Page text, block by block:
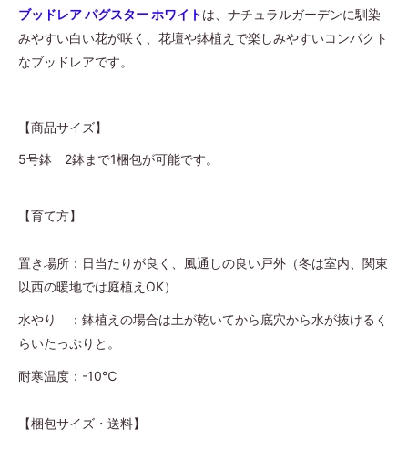
ブッドレア パグスター ホワイトは、ナチュラルガーデンに馴染
みやすい白い花が咲く、花壇や鉢植えで楽しみやすいコンパクト
なブッドレアです。
【商品サイズ】
5号鉢 2鉢まで1梱包が可能です。
【育て方】
置き場所：日当たりが良く、風通しの良い戸外（冬は室内、 関東
以西の暖地では庭植えOK）
水やり ：鉢植えの場合は土が乾いてから底穴から水が抜けるく
らいたっぷりと。
耐寒温度：-10℃
【梱包サイズ・送料】